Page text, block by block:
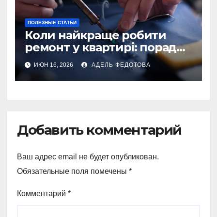
ПОЛЕЗНЫЕ СТАТЬИ
Коли найкраще робити
ремонт у квартирі: поради
та особливості 2026
ИЮН 16, 2026 АДЕЛЬ ФЕДОТОВА
Добавить комментарий
Ваш адрес email не будет опубликован.
Обязательные поля помечены *
Комментарий *